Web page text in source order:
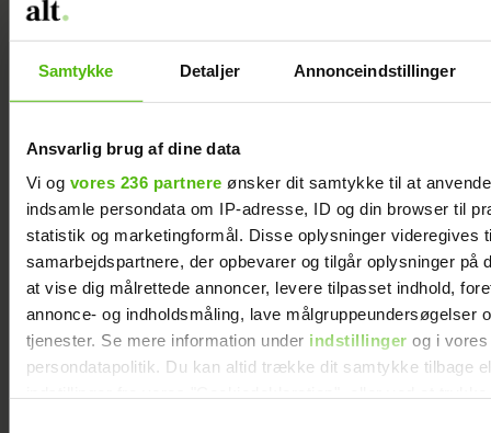
Samtykke Detaljer Annonceindstillinger
Ansvarlig brug af dine data
Vi og vores 236 partnere ønsker dit samtykke til at
indsamle persondata om IP-adresse, ID og din browser til
statistik og marketingformål. Disse oplysninger videregives
samarbejdspartnere, der opbevarer og tilgår oplysninger på
at vise dig målrettede annoncer, levere tilpasset indhold,
annonce- og indholdsmåling, lave målgruppeundersøgelser
tjenester. Se mere information under indstillinger og i vores
persondatapolitik. Du kan altid trække dit samtykke tilbage
Byg din virtuelle drømmeby og gå på
opdagelse i den. Er den fyldt med højhuse
og storbystemning, eller er det lækker
strandflække? Eller skal der bygges en af
hver? Barnet bestemmer selv, hvordan
spillet skal folde sig ud. I takt med at man
bygger i 3D, kan barnet udforske hver en
bygning fra alle sider og indefra. Det
kræver dog, at man først regner den rette
kombination ud, der skal til for at låse
bygningen op, og det kan være både lidt